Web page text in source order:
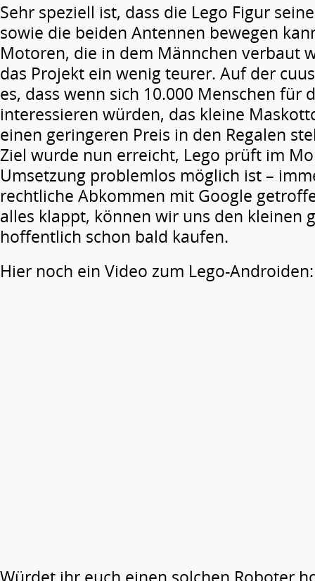
Sehr speziell ist, dass die Lego Figur
sowie die beiden Antennen bewegen
Motoren, die in dem Männchen verbaut
das Projekt ein wenig teurer. Auf der
es, dass wenn sich 10.000 Menschen für
interessieren würden, das kleine
einen geringeren Preis in den Regalen
Ziel wurde nun erreicht, Lego prüft im
Umsetzung problemlos möglich ist –
rechtliche Abkommen mit Google
alles klappt, können wir uns den kleinen
hoffentlich schon bald kaufen.
Hier noch ein Video zum Lego-Androiden: